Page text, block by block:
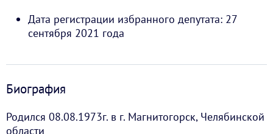
Дата регистрации избранного депутата: 27
сентября 2021 года
Биография
Родился 08.08.1973г. в г. Магнитогорск, Челябинской
области